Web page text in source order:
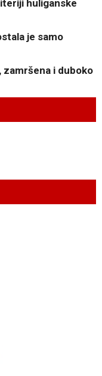
huliganske
je samo
zamršena i duboko